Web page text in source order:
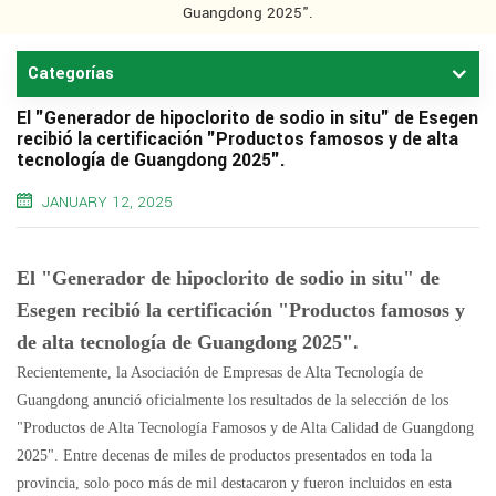
Guangdong 2025".
Categorías
El "Generador de hipoclorito de sodio in situ" de Esegen
recibió la certificación "Productos famosos y de alta
tecnología de Guangdong 2025".
JANUARY 12, 2025
El "Generador de hipoclorito de sodio in situ" de
Esegen recibió la certificación "Productos famosos y
de alta tecnología de Guangdong 2025".
Recientemente, la Asociación de Empresas de Alta Tecnología de
Guangdong anunció oficialmente los resultados de la selección de los
"Productos de Alta Tecnología Famosos y de Alta Calidad de Guangdong
2025". Entre decenas de miles de productos presentados en toda la
provincia, solo poco más de mil destacaron y fueron incluidos en esta